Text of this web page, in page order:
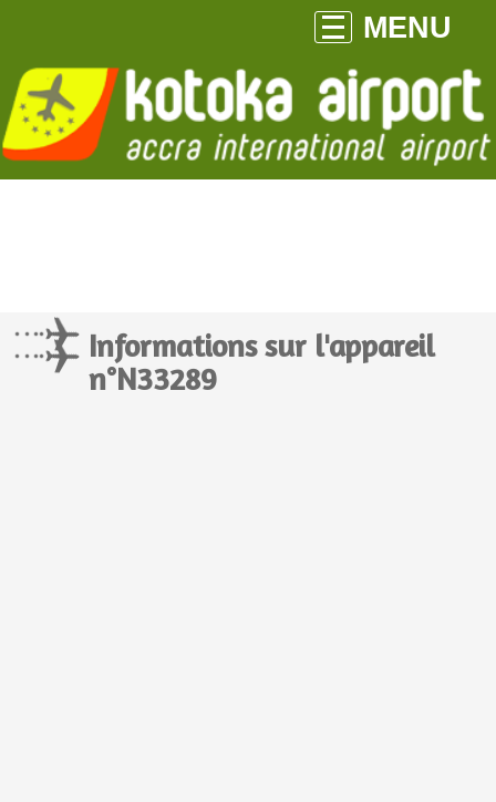
MENU
Informations sur l'appareil
n°N33289